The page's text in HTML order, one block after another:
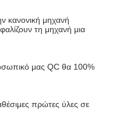
κανονική μηχανή
τη μηχανή μια
μας QC θα 100%
πρώτες ύλες σε